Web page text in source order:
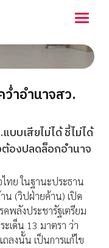
ำอำนาจสว.
บบเสียไม่ได้ ชี้ไม่ได้
องปลดล็อกอำนาจ
ทย ในฐานะประธาน
น (วิปฝ่ายค้าน) เปิด
คพลังประชารัฐเตรียม
ะเด็น 13 มาตรา ว่า
ลงนั้น เป็นการแก้ไข